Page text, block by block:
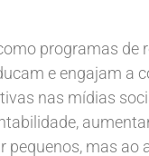
programas de
e engajam a
nas mídias
pequenos, mas